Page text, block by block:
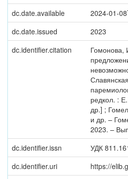
dc.date.available
2024-01-
dc.date.issued
2023
dc.identifier.citation
Гомонова,
редкол. :
др.] ;
и др. –
2023. –
dc.identifier.issn
УДК
dc.identifier.uri
https://